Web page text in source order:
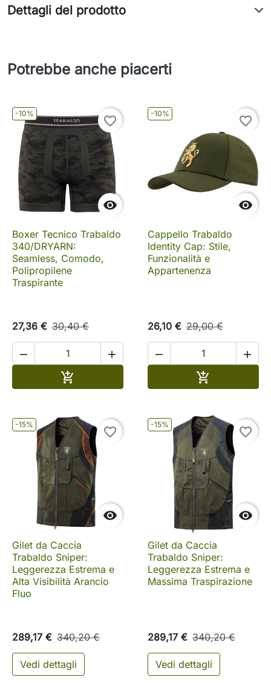
Dettagli del prodotto
Potrebbe anche piacerti
-10%

favorite_border
Boxer Tecnico Trabaldo
340/DRYARN:
Seamless, Comodo,
Polipropilene
Traspirante
27,36 € 30,40 €
 

-10%

favorite_border
Cappello Trabaldo
Identity Cap: Stile,
Funzionalità e
Appartenenza
26,10 € 29,00 €
 

-15%

favorite_border
Gilet da Caccia
Trabaldo Sniper:
Leggerezza Estrema e
Alta Visibilità Arancio
Fluo
289,17 € 340,20 €
Vedi dettagli
-15%

favorite_border
Gilet da Caccia
Trabaldo Sniper:
Leggerezza Estrema e
Massima Traspirazione
289,17 € 340,20 €
Vedi dettagli